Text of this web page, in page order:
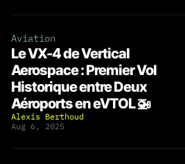
Aviation
Le VX-4 de Vertical
Aerospace : Premier Vol
Historique entre Deux
Aéroports en eVTOL 🚁
Alexis Berthoud
Aug 6, 2025